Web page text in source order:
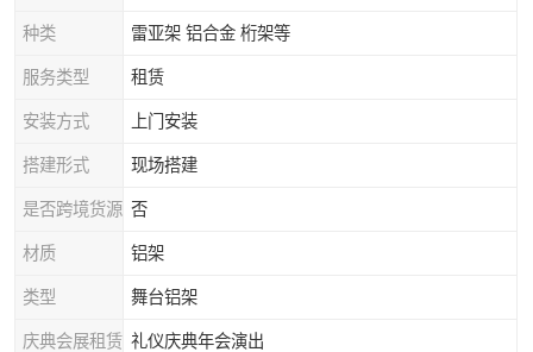
种类 雷亚架 铝合金 桁架等
服务类型 租赁
安装方式 上门安装
搭建形式 现场搭建
是否跨境货源 否
材质 铝架
类型 舞台铝架
庆典会展租赁 礼仪庆典年会演出